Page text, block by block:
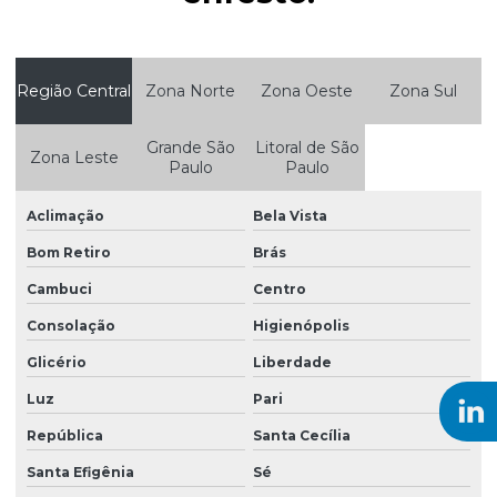
Enfestadeira de tecido
Fábrica de papel para sublimação
Fornecedor de papel kraft
Fornecedor de papel kraft reciclado
Fornecedor de papel para plotter
Fornecedor de papel para plotter 90g
Fornecedor de papel para plotter em são paulo
Fornecedor de papel para sublimação
Fornecedor de papel para sublimação em são paulo
Fornecedor de papel sulfite A4
Região Central Zona Norte Zona Oeste Zona Sul
Zona Leste
Grande São
Paulo
Litoral de São
Paulo
Aclimação Bela Vista
Bom Retiro Brás
Cambuci Centro
Consolação Higienópolis
Glicério Liberdade
Luz Pari
República Santa Cecília
Santa Efigênia Sé